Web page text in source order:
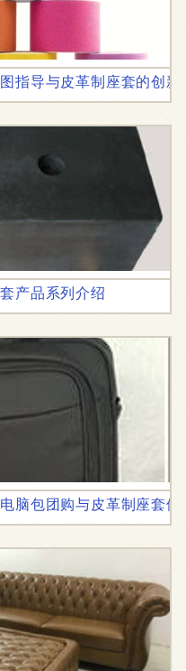
指导与皮革制座套的创新
产品系列介绍
脑包团购与皮革制座套供